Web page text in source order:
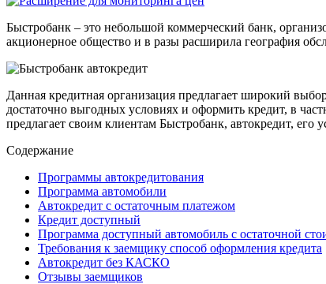
Быстробанк – это небольшой коммерческий банк,
акционерное общество и в разы расширила география
Данная кредитная организация предлагает широкий
достаточно выгодных условиях и оформить кредит, в
предлагает своим клиентам Быстробанк, автокредит, его
Содержание
Программы автокредитования
Программа автомобили
Автокредит с остаточным платежом
Кредит доступный
Программа доступный автомобиль с остаточной
Требования к заемщику способ оформления кредита
Автокредит без КАСКО
Отзывы заемщиков